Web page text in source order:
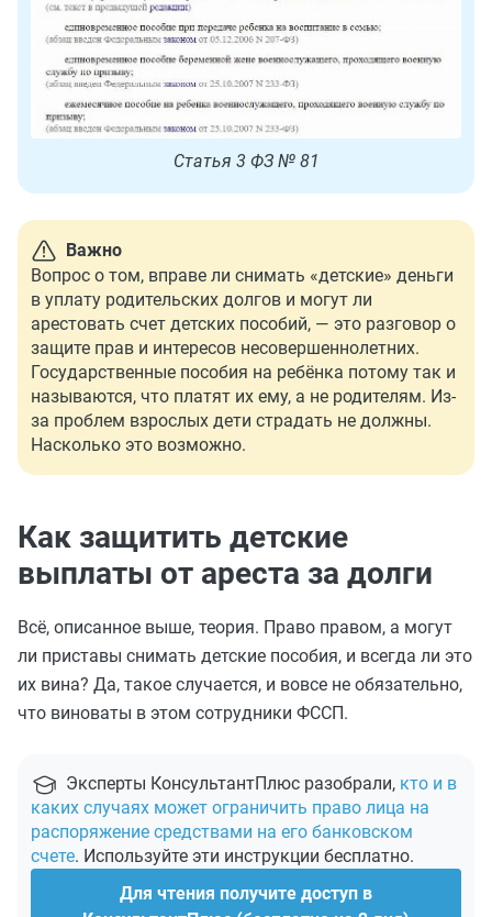
Статья 3 ФЗ № 81
Важно
Вопрос о том, вправе ли снимать «детские» деньги
в уплату родительских долгов и могут ли
арестовать счет детских пособий, — это разговор о
защите прав и интересов несовершеннолетних.
Государственные пособия на ребёнка потому так и
называются, что платят их ему, а не родителям. Из-
за проблем взрослых дети страдать не должны.
Насколько это возможно.
Как защитить детские
выплаты от ареста за долги
Всё, описанное выше, теория. Право правом, а могут
ли приставы снимать детские пособия, и всегда ли это
их вина? Да, такое случается, и вовсе не обязательно,
что виноваты в этом сотрудники ФССП.
Эксперты КонсультантПлюс разобрали, кто и в
каких случаях может ограничить право лица на
распоряжение средствами на его банковском
счете. Используйте эти инструкции бесплатно.
Для чтения получите доступ в